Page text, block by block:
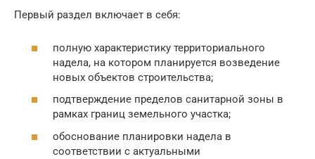
Первый раздел включает в себя:
полную характеристику территориального
надела, на котором планируется возведение
новых объектов строительства;
подтверждение пределов санитарной зоны в
рамках границ земельного участка;
обоснование планировки надела в
соответствии с актуальными